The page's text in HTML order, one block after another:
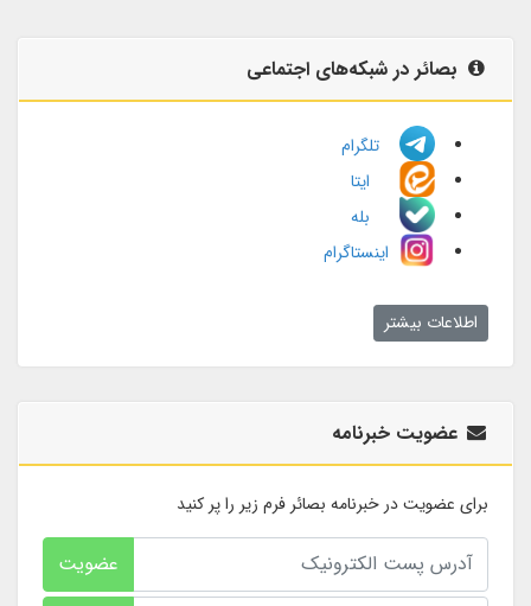
بصائر در شبکه‌های اجتماعی
تلگرام
ایتا
بله
اینستاگرام
اطلاعات بیشتر
عضویت خبرنامه
برای عضویت در خبرنامه بصائر فرم زیر را پر کنید
عضویت